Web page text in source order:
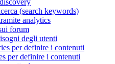
(search keywords)
analytics
forum
degli utenti
per definire i contenuti
per definire i contenuti